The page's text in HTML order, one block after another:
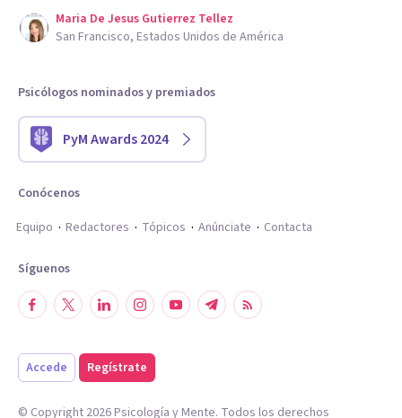
Maria De Jesus Gutierrez Tellez
San Francisco, Estados Unidos de América
Psicólogos nominados y premiados
PyM Awards 2024
Conócenos
Equipo
Redactores Tópicos Anúnciate Contacta
Síguenos
Accede Regístrate
© Copyright 2026Psicología y Mente. Todos los derechos